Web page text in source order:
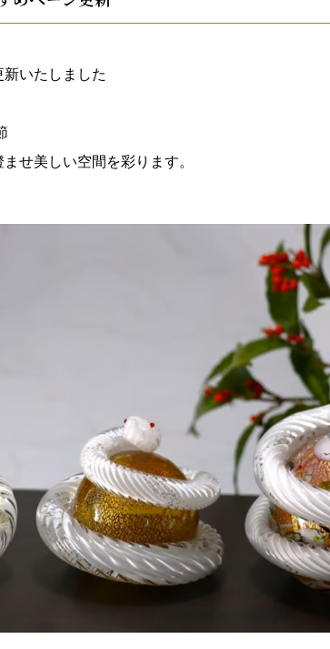
新いたしました
せ美しい空間を彩ります。